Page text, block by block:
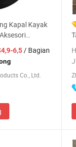
Kapal Kayak
Air Dari
6,5/ Bagian
Co., Ltd.